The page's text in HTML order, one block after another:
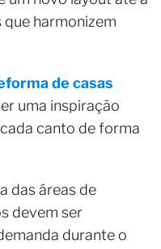
harmonizem
de casas
uma inspiração
canto de forma
das áreas de
devem ser
durante o